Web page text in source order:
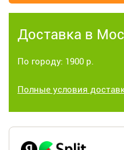
Доставка в
По городу: 1900 р.
Полные условия